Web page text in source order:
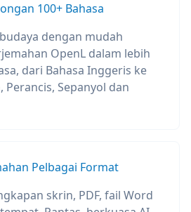
100+ Bahasa
dengan mudah
OpenL dalam lebih
dari Bahasa Inggeris ke
Perancis, Sepanyol dan
Pelbagai Format
skrin, PDF, fail Word